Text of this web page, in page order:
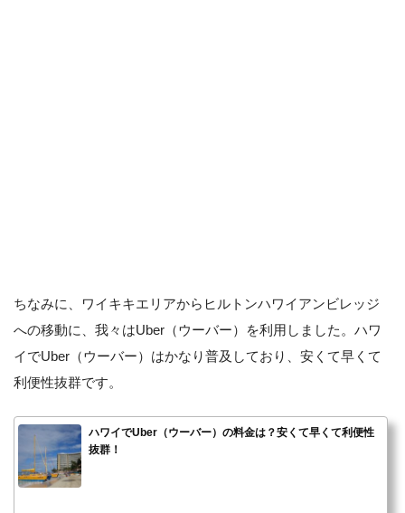
ちなみに、ワイキキエリアからヒルトンハワイアンビレッジ
への移動に、我々はUber（ウーバー）を利用しました。ハワ
イでUber（ウーバー）はかなり普及しており、安くて早くて
利便性抜群です。
ハワイでUber（ウーバー）の料金は？安くて早くて利便性
抜群！